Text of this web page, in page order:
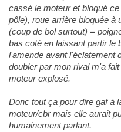
cassé le moteur et bloqué
pôle), roue arrière bloquée à
(coup de bol surtout) =
bas coté en laissant partir le
l'amende avant l'éclatement
doubler par mon rival m'a
moteur explosé.
Donc tout ça pour dire gaf à
moteur/cbr mais elle aurait
humainement parlant.